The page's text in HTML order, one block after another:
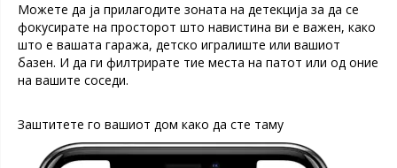
Можете да ја прилагодите зоната на детекција за да се
фокусирате на просторот што навистина ви е важен, како
што е вашата гаража, детско игралиште или вашиот
базен. И да ги филтрирате тие места на патот или од оние
на вашите соседи.
Заштитете го вашиот дом како да сте таму